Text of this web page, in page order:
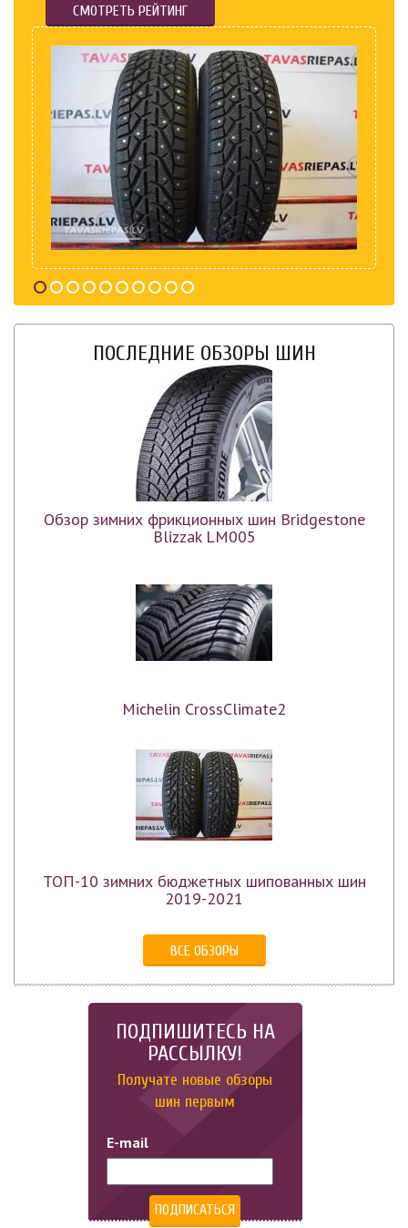
СМОТРЕТЬ РЕЙТИНГ
ПОСЛЕДНИЕ ОБЗОРЫ ШИН
Обзор зимних фрикционных шин Bridgestone
Blizzak LM005
Michelin CrossClimate2
ТОП-10 зимних бюджетных шипованных шин
2019-2021
ВСЕ ОБЗОРЫ
ПОДПИШИТЕСЬ НА
РАССЫЛКУ!
Получате новые обзоры
шин первым
E-mail